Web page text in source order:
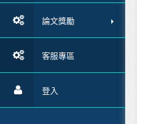
論文獎勵
客服專區
登入